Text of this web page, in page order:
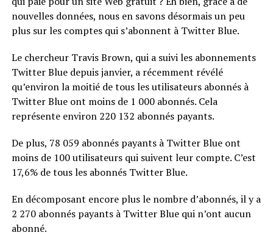
nouvelles données, nous en savons désormais un peu
plus sur les comptes qui s’abonnent à Twitter Blue.
Le chercheur Travis Brown, qui a suivi les abonnements
Twitter Blue depuis janvier, a récemment révélé
qu’environ la moitié de tous les utilisateurs abonnés à
Twitter Blue ont moins de 1 000 abonnés. Cela
représente environ 220 132 abonnés payants.
De plus, 78 059 abonnés payants à Twitter Blue ont
moins de 100 utilisateurs qui suivent leur compte. C’est
17,6% de tous les abonnés Twitter Blue.
En décomposant encore plus le nombre d’abonnés, il y a
2 270 abonnés payants à Twitter Blue qui n’ont aucun
abonné.